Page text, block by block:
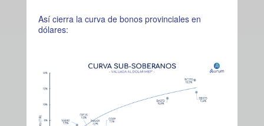
Así cierra la curva de bonos provinciales en
dólares: